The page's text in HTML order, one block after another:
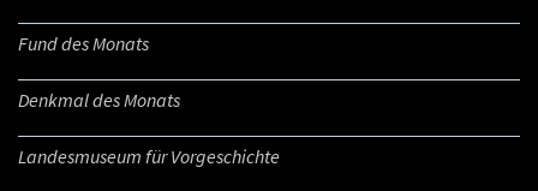
Fund des Monats
Denkmal des Monats
Landesmuseum für Vorgeschichte